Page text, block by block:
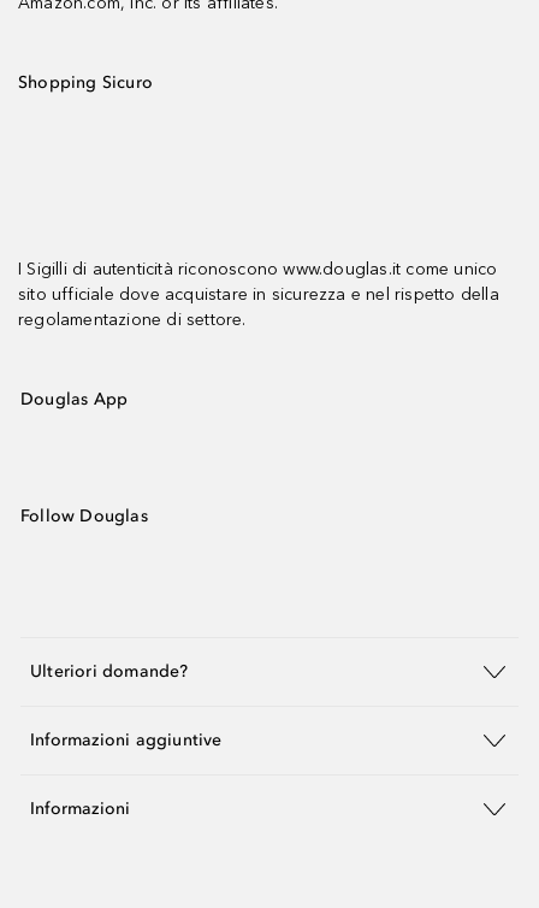
Shopping Sicuro
I Sigilli di autenticità riconoscono www.douglas.it come unico
sito ufficiale dove acquistare in sicurezza e nel rispetto della
regolamentazione di settore.
Douglas App
Follow Douglas
Ulteriori domande?
Informazioni aggiuntive
Informazioni